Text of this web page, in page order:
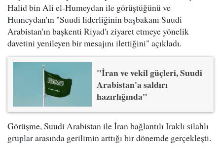
Halid bin Ali el-Humeydan ile görüştüğünü ve
Humeydan'ın "Suudi liderliğinin başbakanı Suudi
Arabistan'ın başkenti Riyad'ı ziyaret etmeye yönelik
davetini yenileyen bir mesajını ilettiğini" açıkladı.
"İran ve vekil güçleri, Suudi
Arabistan'a saldırı
hazırlığında"
Görüşme, Suudi Arabistan ile İran bağlantılı Iraklı silahlı
gruplar arasında gerilimin arttığı bir dönemde gerçekleşti.